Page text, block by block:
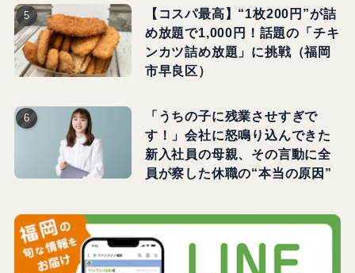
【コスパ最高】“1枚200円”が詰
め放題で1,000円！話題の「チキ
ンカツ詰め放題」に挑戦（福岡
市早良区）
「うちの子に残業させすぎで
す！」会社に怒鳴り込んできた
新入社員の母親、その言動に全
員が察した休職の“本当の原因”